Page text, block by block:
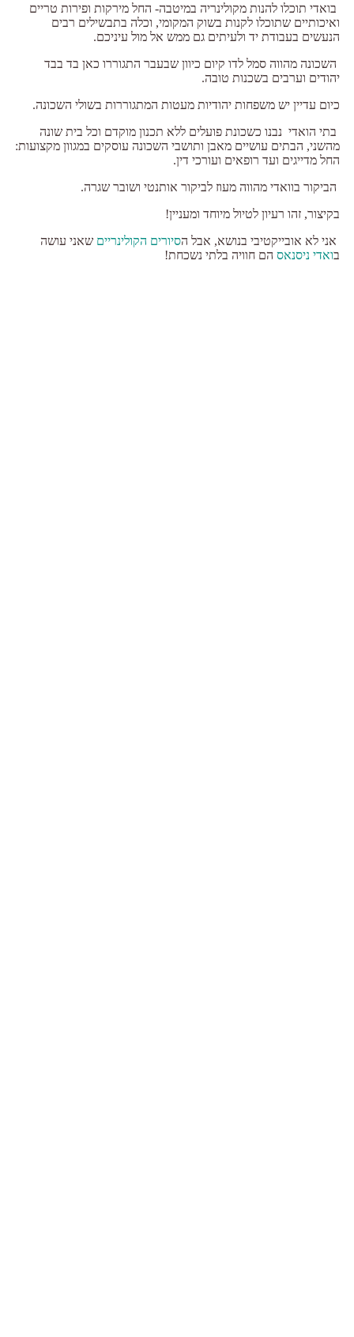
בואדי תוכלו להנות מקולינריה במיטבה- החל מירקות ופירות טריים
ואיכותיים שתוכלו לקנות בשוק המקומי, וכלה בתבשילים רבים
הנעשים בעבודת יד ולעיתים גם ממש אל מול עיניכם.
השכונה מהווה סמל לדו קיום כיוון שבעבר התגוררו כאן בד בבד
יהודים וערבים בשכנות טובה.
כיום עדיין יש משפחות יהודיות מעטות המתגוררות בשולי השכונה.
בתי הואדי נבנו כשכונת פועלים ללא תכנון מוקדם וכל בית שונה
מהשני, הבתים עושיים מאבן ותושבי השכונה עוסקים במגוון מקצועות:
החל מדייגים ועד רופאים ועורכי דין.
הביקור בוואדי מהווה מעוז לביקור אותנטי ושובר שגרה.
בקיצור, זהו רעיון לטיול מיוחד ומעניין!
אני לא אובייקטיבי בנושא, אבל הסיורים הקולינריים שאני עושה
בואדי ניסנאס הם חוויה בלתי נשכחת!